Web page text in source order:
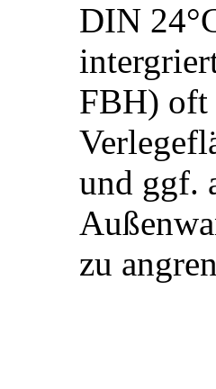
DIN
FBH) oft
und ggf.
zu